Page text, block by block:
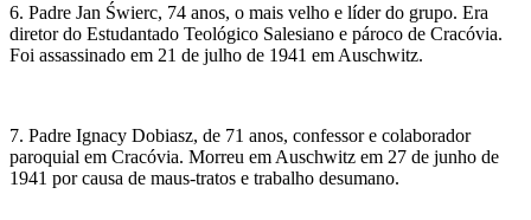
6. Padre Jan Świerc, 74 anos, o mais velho e líder do grupo. Era
diretor do Estudantado Teológico Salesiano e pároco de Cracóvia.
Foi assassinado em 21 de julho de 1941 em Auschwitz.
7. Padre Ignacy Dobiasz, de 71 anos, confessor e colaborador
paroquial em Cracóvia. Morreu em Auschwitz em 27 de junho de
1941 por causa de maus-tratos e trabalho desumano.